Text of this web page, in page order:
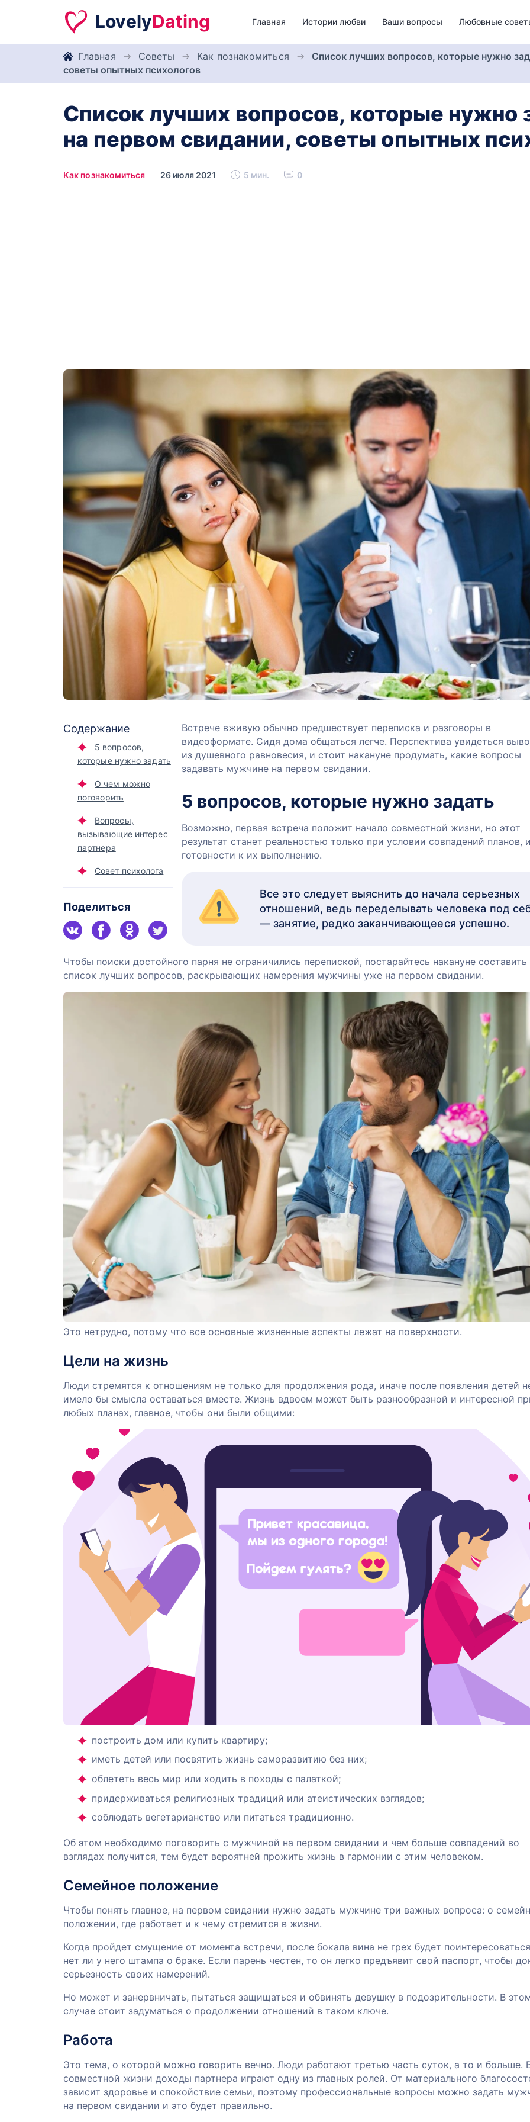
LovelyDating Главная Истории любви Ваши вопросы Любовные
Главная Советы Как познакомиться
Список лучших вопросов, которые нужно
советы опытных психологов
Список лучших вопросов, которые нужно
на первом свидании, советы опытных
Как познакомиться 26 июля 2021 5 мин. 0
Содержание
5 вопросов,
которые нужно задать
О чем можно
поговорить
Вопросы,
вызывающие интерес
партнера
Совет психолога
Поделиться
Встрече вживую обычно предшествует переписка и разговоры в
видеоформате. Сидя дома общаться легче. Перспектива увидеться
из душевного равновесия, и стоит накануне продумать, какие вопросы
задавать мужчине на первом свидании.
5 вопросов, которые нужно задать
Возможно, первая встреча положит начало совместной жизни, но этот
результат станет реальностью только при условии совпадений планов,
готовности к их выполнению.
Все это следует выяснить до начала серьезных
отношений, ведь переделывать человека под
— занятие, редко заканчивающееся успешно.
Чтобы поиски достойного парня не ограничились перепиской, постарайтесь накануне составить
список лучших вопросов, раскрывающих намерения мужчины уже на первом свидании.
Это нетрудно, потому что все основные жизненные аспекты лежат на поверхности.
Цели на жизнь
Люди стремятся к отношениям не только для продолжения рода, иначе после появления детей
имело бы смысла оставаться вместе. Жизнь вдвоем может быть разнообразной и интересной
любых планах, главное, чтобы они были общими:
построить дом или купить квартиру;
иметь детей или посвятить жизнь саморазвитию без них;
облететь весь мир или ходить в походы с палаткой;
придерживаться религиозных традиций или атеистических взглядов;
соблюдать вегетарианство или питаться традиционно.
Об этом необходимо поговорить с мужчиной на первом свидании и чем больше совпадений во
взглядах получится, тем будет вероятней прожить жизнь в гармонии с этим человеком.
Семейное положение
Чтобы понять главное, на первом свидании нужно задать мужчине три важных вопроса: о
положении, где работает и к чему стремится в жизни.
Когда пройдет смущение от момента встречи, после бокала вина не грех будет
нет ли у него штампа о браке. Если парень честен, то он легко предъявит свой паспорт, чтобы
серьезность своих намерений.
Но может и занервничать, пытаться защищаться и обвинять девушку в подозрительности. В
случае стоит задуматься о продолжении отношений в таком ключе.
Работа
Это тема, о которой можно говорить вечно. Люди работают третью часть суток, а то и больше.
совместной жизни доходы партнера играют одну из главных ролей. От материального
зависит здоровье и спокойствие семьи, поэтому профессиональные вопросы можно задать
на первом свидании и это будет правильно.